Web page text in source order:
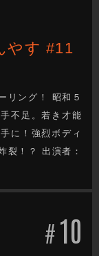
やす #11
リング！ 昭和５
不足。若き才能
に！強烈ボディ
裂！？ 出演者：
#10